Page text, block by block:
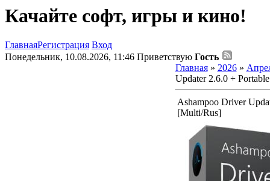
Качайте софт, игры и кино!
ГлавнаяРегистрация Вход
Понедельник, 10.08.2026, 11:46 Приветствую Гость
Главная» 2026 »
Updater 2.6.0 +
Ashampoo Driver
[Multi/Rus]